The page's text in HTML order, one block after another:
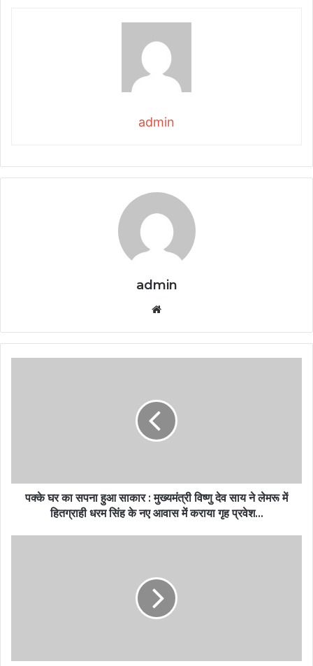
admin
admin
पक्के घर का सपना हुआ साकार : मुख्यमंत्री विष्णु देव साय ने लेमरू में
हितग्राही धरम सिंह के नए आवास में कराया गृह प्रवेश…